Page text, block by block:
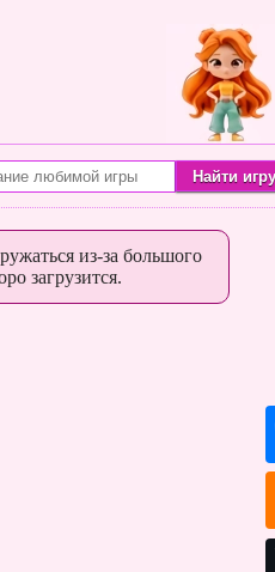
из-за большого
загрузится.